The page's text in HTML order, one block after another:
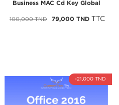
Business MAC Cd Key Global
100,000 TND 79,000 TND TTC
-21,000 TND